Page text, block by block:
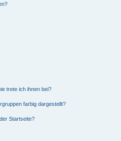
trete ich ihnen bei?
farbig dargestellt?
Startseite?